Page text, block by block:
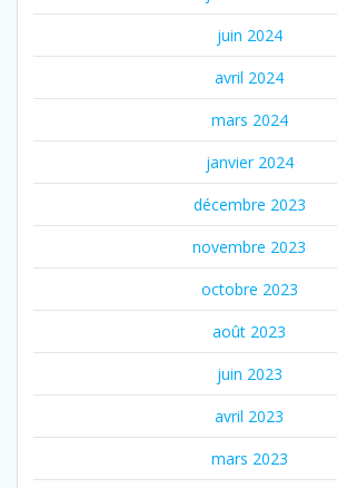
juin 2024
avril 2024
mars 2024
janvier 2024
décembre 2023
novembre 2023
octobre 2023
août 2023
juin 2023
avril 2023
mars 2023